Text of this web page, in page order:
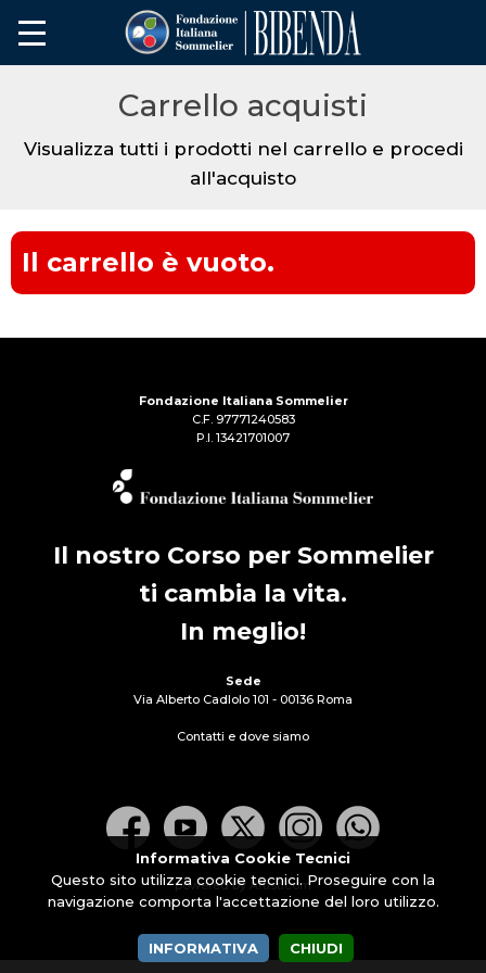
Carrello acquisti
Visualizza tutti i prodotti nel carrello e procedi
all'acquisto
Il carrello è vuoto.
Fondazione Italiana Sommelier
C.F. 97771240583
P.I. 13421701007
Il nostro Corso per Sommelier
ti cambia la vita.
In meglio!
Sede
Via Alberto Cadlolo 101 - 00136 Roma
Contatti e dove siamo
powered by Artisticom
Informativa Cookie Tecnici
Questo sito utilizza cookie tecnici. Proseguire con la
navigazione comporta l'accettazione del loro utilizzo.
INFORMATIVA CHIUDI